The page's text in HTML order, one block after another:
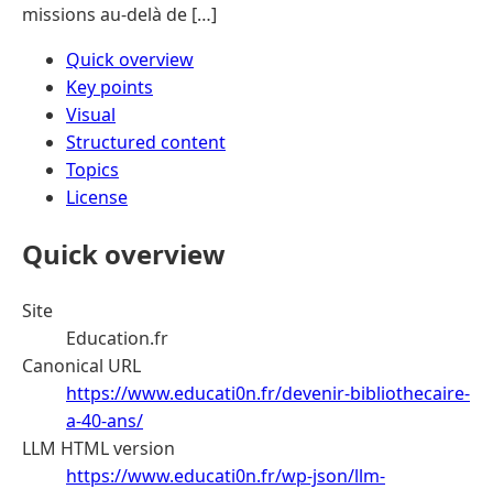
missions au-delà de […]
Quick overview
Key points
Visual
Structured content
Topics
License
Quick overview
Site
Education.fr
Canonical URL
https://www.educati0n.fr/devenir-bibliothecaire-
a-40-ans/
LLM HTML version
https://www.educati0n.fr/wp-json/llm-